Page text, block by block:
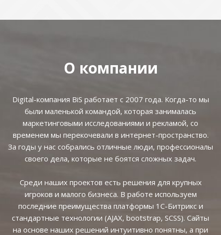
О компании
Digital-компания BiS работает с 2007 года. Когда-то мы
были маленькой командой, которая занималась
маркетинговыми исследованиями и рекламой, со
временем мы перекочевали в интернет-пространство.
За годы у нас собрались отличные люди, профессионалы
своего дела, которые не боятся сложных задач.
Среди наших проектов есть решения для крупных
игроков и малого бизнеса. В работе используем
последние преимущества платформы 1С-Битрикс и
стандартные технологии (AJAX, bootstrap, SCSS). Сайты
на основе наших решений интуитивно понятны, а при